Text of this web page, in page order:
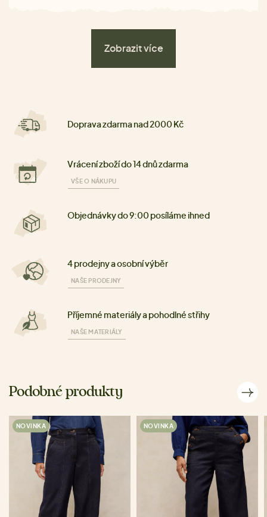
Zobrazit více
Doprava zdarma nad 2000 Kč
Vrácení zboží do 14 dnů zdarma
VŠE O NÁKUPU
Objednávky do 9:00 posíláme ihned
4 prodejny a osobní výběr
NAŠE PRODEJNY
Příjemné materiály a pohodlné střihy
NAŠE MATERIÁLY
Podobné produkty
NOVINKA NOVINKA